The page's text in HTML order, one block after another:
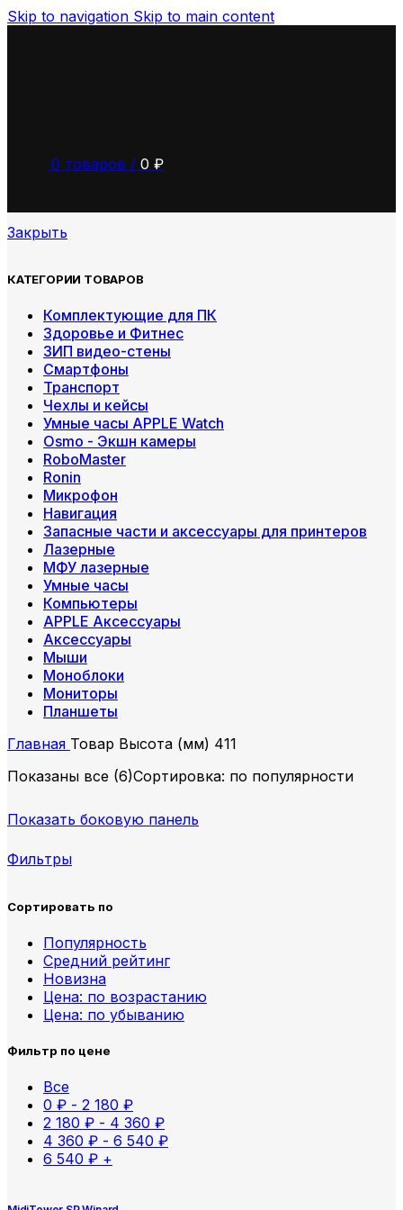
Skip to navigation Skip to main content
0 товаров / 0 ₽
Закрыть
КАТЕГОРИИ ТОВАРОВ
Комплектующие для ПК
Здоровье и Фитнес
ЗИП видео-стены
Смартфоны
Транспорт
Чехлы и кейсы
Умные часы APPLE Watch
Osmo - Экшн камеры
RoboMaster
Ronin
Микрофон
Навигация
Запасные части и аксессуары для принтеров
Лазерные
МФУ лазерные
Умные часы
Компьютеры
APPLE Аксессуары
Аксессуары
Мыши
Моноблоки
Мониторы
Планшеты
Главная Товар Высота (мм) 411
Показаны все (6)Сортировка: по популярности
Показать боковую панель
Фильтры
Сортировать по
Популярность
Средний рейтинг
Новизна
Цена: по возрастанию
Цена: по убыванию
Фильтр по цене
Все
0 ₽ - 2 180 ₽
2 180 ₽ - 4 360 ₽
4 360 ₽ - 6 540 ₽
6 540 ₽ +